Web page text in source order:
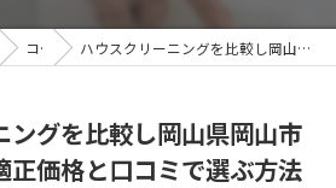
コラム ハウスクリーニングを比較し岡山県岡山市南区古新田で適正価格と口コミで選ぶ方法
ングを比較し岡山県岡山市
正価格と口コミで選ぶ方法